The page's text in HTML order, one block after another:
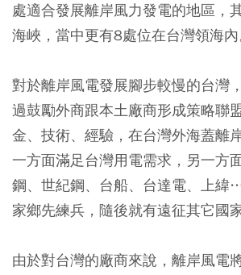
處適合發展離岸風力發電的地區，
海峽，當中更有8處位在台灣領海內
對於離岸風電發展腳步較慢的台灣
過鼓勵外商跟本土廠商形成策略聯
金、技術、經驗，在台灣外海蓋離
一方面滿足台灣用電需求，另一方
鋼、世紀鋼、台船、台達電、上緯
家鄉先練兵，隨後就有遠征其它國
由於對台灣的廠商來說，離岸風電